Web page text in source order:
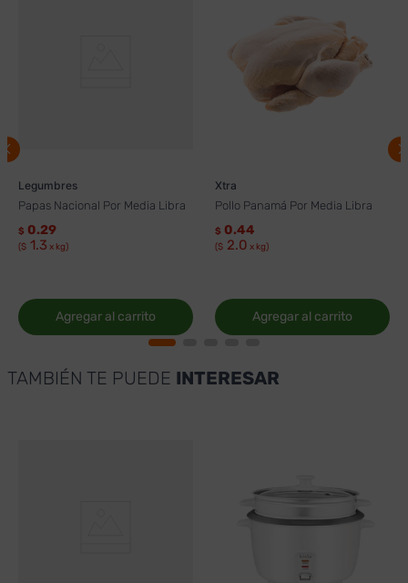
Legumbres
Papas Nacional Por Media Libra
$ 0.29
($ 1.3 x kg)
Agregar al carrito
Xtra
Pollo Panamá Por Media Libra
$ 0.44
($ 2.0 x kg)
Agregar al carrito
TAMBIÉN TE PUEDE INTERESAR